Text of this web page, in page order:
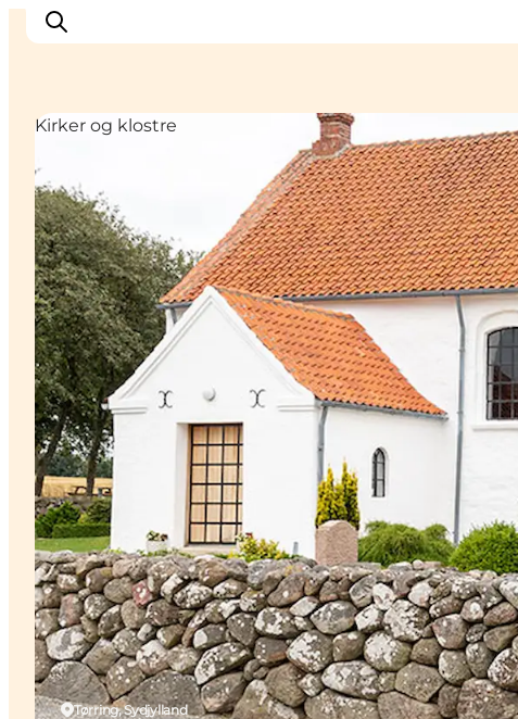
Inspirasjon
Reisemål
Aktiviteter
Overnatting
Planlegg reisen
Tørring, Sydjylland
Kirker og klostre